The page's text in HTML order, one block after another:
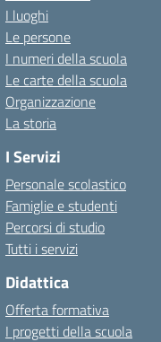
I luoghi
Le persone
I numeri della scuola
Le carte della scuola
Organizzazione
La storia
I Servizi
Personale scolastico
Famiglie e studenti
Percorsi di studio
Tutti i servizi
Didattica
Offerta formativa
I progetti della scuola